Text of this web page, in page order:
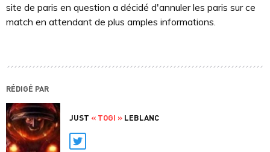
site de paris en question a décidé d'annuler les paris sur ce
match en attendant de plus amples informations.
RÉDIGÉ PAR
JUST « TOGI » LEBLANC
Twitter